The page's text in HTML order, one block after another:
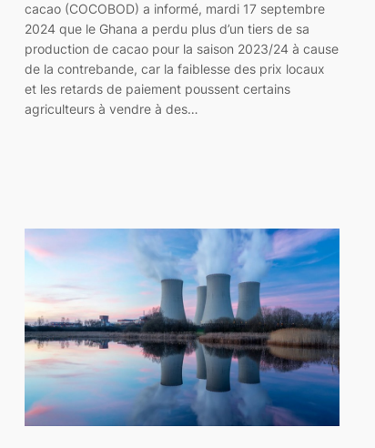
cacao (COCOBOD) a informé, mardi 17 septembre
2024 que le Ghana a perdu plus d’un tiers de sa
production de cacao pour la saison 2023/24 à cause
de la contrebande, car la faiblesse des prix locaux
et les retards de paiement poussent certains
agriculteurs à vendre à des…